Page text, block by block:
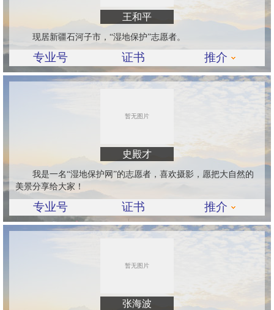
王和平
现居新疆石河子市，“湿地保护”志愿者。
专业号 证书 推介
史殿才
我是一名“湿地保护网”的志愿者，喜欢摄影，愿把大自然的
美景分享给大家！
专业号 证书 推介
张海波